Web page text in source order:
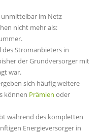
unmittelbar im Netz
nicht mehr als:
des Stromanbieters in
der Grundversorger mit
war.
sich häufig weitere
können Prämien oder
während des kompletten
Energieversorger in